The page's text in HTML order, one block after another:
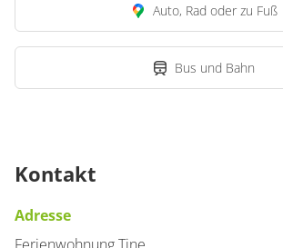
Auto, Rad oder zu Fuß
Bus und Bahn
Kontakt
Adresse